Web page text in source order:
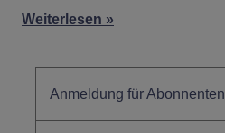
Weiterlesen
Anmeldung für Abonnenten